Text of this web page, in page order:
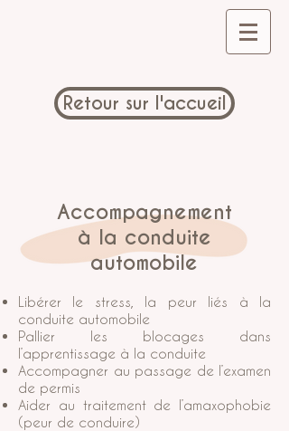
Retour sur l'accueil
Accompagnement
à la conduite
automobile
Libérer le stress, la peur liés à la
conduite automobile
Pallier les blocages dans
l’apprentissage à la conduite
Accompagner au passage de l’examen
de permis
Aider au traitement de l’amaxophobie
(peur de conduire)